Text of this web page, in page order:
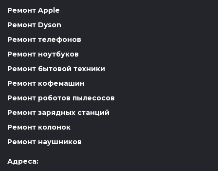
Ремонт Apple
Ремонт Dyson
Ремонт телефонов
Ремонт ноутбуков
Ремонт бытовой техники
Ремонт кофемашин
Ремонт роботов пылесосов
Ремонт зарядных станций
Ремонт колонок
Ремонт наушников
Адреса: